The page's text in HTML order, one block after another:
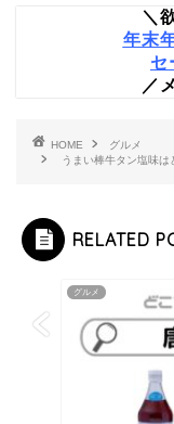
＼
年末
セ
／
HOME
グルメ
うまい棒牛タン塩味は
RELATED
グルメ